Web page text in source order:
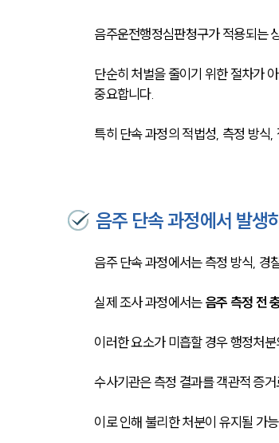
음주운전행정심판청구가 적용되는
단순히 처벌을 줄이기 위한 절차가
중요합니다.
특히 단속 과정의 적법성, 측정 방식
음주 단속 과정에서 발생
음주 단속 과정에서는 측정 방식, 경
실제 조사 과정에서는 음주 측정 전
이러한 요소가 미흡할 경우 행정처
수사기관은 측정 결과를 객관적 증
이로 인해 불리한 처분이 유지될 가